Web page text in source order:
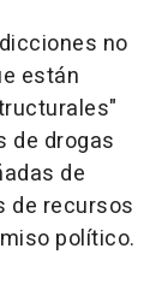
no
están
de drogas
de
de recursos
político.